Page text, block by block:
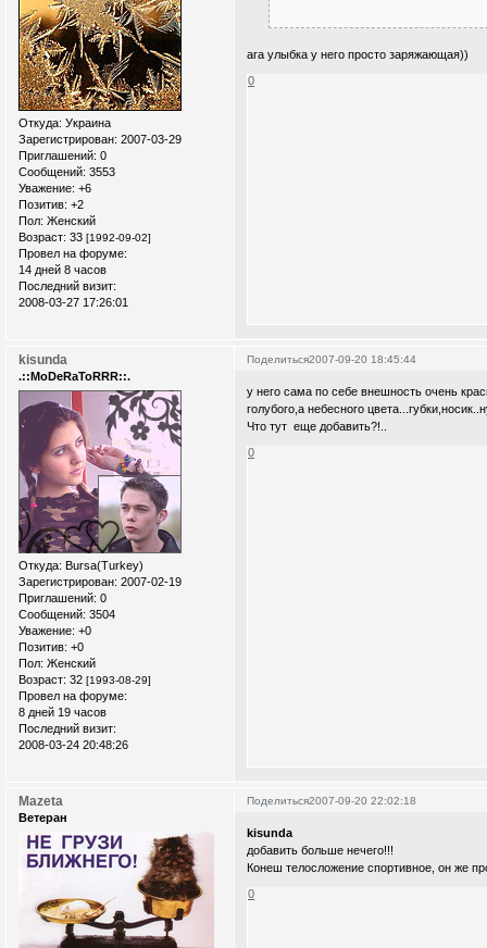
Откуда: Украина
Зарегистрирован: 2007-03-29
Приглашений: 0
Сообщений: 3553
Уважение: +6
Позитив: +2
Пол: Женский
Возраст: 33 [1992-09-02]
Провел на форуме:
14 дней 8 часов
Последний визит:
2008-03-27 17:26:01
ага улыбка у него просто заряжающая))
0
Поделиться2007-09-20 18:45:44
kisunda
.::MoDeRaToRRR::.
Откуда: Bursa(Turkey)
Зарегистрирован: 2007-02-19
Приглашений: 0
Сообщений: 3504
Уважение: +0
Позитив: +0
Пол: Женский
Возраст: 32 [1993-08-29]
Провел на форуме:
8 дней 19 часов
Последний визит:
2008-03-24 20:48:26
у него сама по себе внешность очень
голубого,а небесного
Что тут еще добавить?!..
0
Поделиться2007-09-20 22:02:18
Mazeta
Ветеран
kisunda
добавить больше нечего!!!
Конеш телосложение спортивное, он же
0